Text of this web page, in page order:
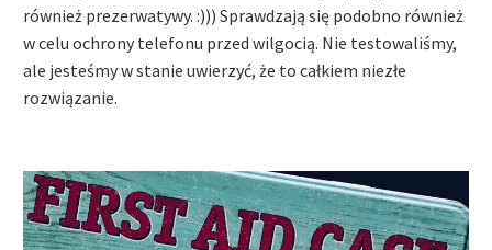
również prezerwatywy. :))) Sprawdzają się podobno również
w celu ochrony telefonu przed wilgocią. Nie testowaliśmy,
ale jesteśmy w stanie uwierzyć, że to całkiem niezłe
rozwiązanie.